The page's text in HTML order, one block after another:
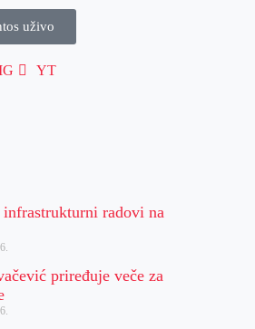
uživo
YT
infrastrukturni radovi na
priređuje veče za